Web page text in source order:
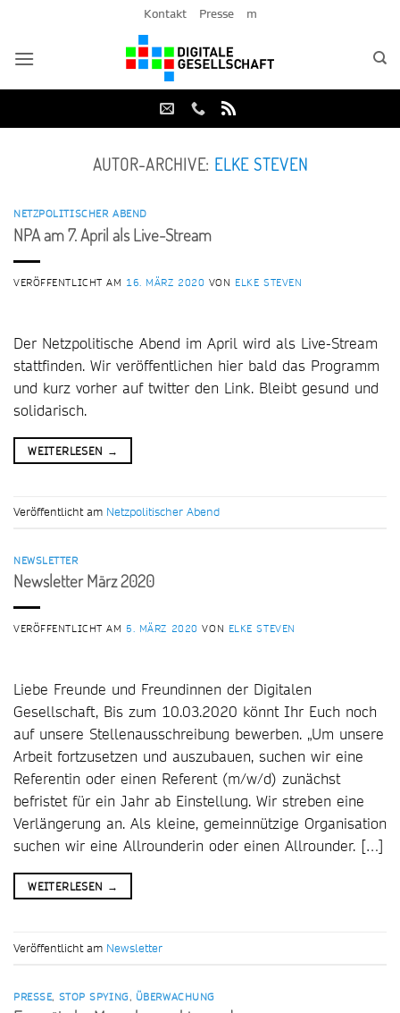
springen
Kontakt Presse m
AUTOR-ARCHIVE: ELKE STEVEN
NETZPOLITISCHER ABEND
NPA am 7. April als Live-Stream
VERÖFFENTLICHT AM 16. MÄRZ 2020 VON ELKE STEVEN
Der Netzpolitische Abend im April wird als Live-Stream
stattfinden. Wir veröffentlichen hier bald das Programm
und kurz vorher auf twitter den Link. Bleibt gesund und
solidarisch.
WEITERLESEN →
Veröffentlicht am Netzpolitischer Abend
NEWSLETTER
Newsletter März 2020
VERÖFFENTLICHT AM5. MÄRZ 2020 VON ELKE STEVEN
Liebe Freunde und Freundinnen der Digitalen
Gesellschaft, Bis zum 10.03.2020 könnt Ihr Euch noch
auf unsere Stellenausschreibung bewerben. „Um unsere
Arbeit fortzusetzen und auszubauen, suchen wir eine
Referentin oder einen Referent (m/w/d) zunächst
befristet für ein Jahr ab Einstellung. Wir streben eine
Verlängerung an. Als kleine, gemeinnützige Organisation
suchen wir eine Allrounderin oder einen Allrounder. […]
WEITERLESEN →
Veröffentlicht am Newsletter
PRESSE, STOP SPYING , ÜBERWACHUNG